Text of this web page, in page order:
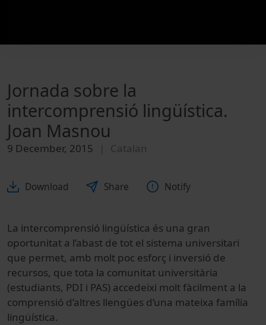
Jornada sobre la
intercomprensió lingüística.
Joan Masnou
9 December, 2015 Catalan
Download Share Notify
La intercomprensió lingüística és una gran
oportunitat a l’abast de tot el sistema universitari
que permet, amb molt poc esforç i inversió de
recursos, que tota la comunitat universitària
(estudiants, PDI i PAS) accedeixi molt fàcilment a la
comprensió d’altres llengües d’una mateixa família
lingüística.